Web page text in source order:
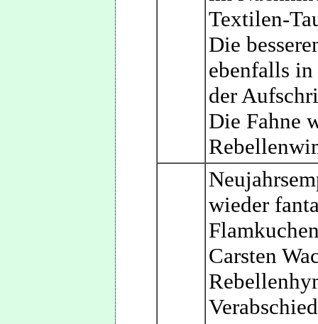
Textilen-
Die
ebenfalls in
der
Die Fahne
wieder
Carsten